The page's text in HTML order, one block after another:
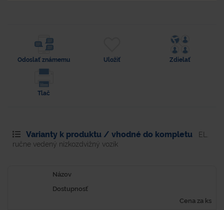
Odoslať známemu Uložiť Zdielať
Tlač
Varianty k produktu / vhodné do kompletu
EL.
ručne vedený nízkozdvižný vozík
Názov
Dostupnosť
Cena za ks